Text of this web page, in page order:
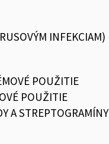
INFEKCIAM)
POUŽITIE
POUŽITIE
A STREPTOGRAMÍNY